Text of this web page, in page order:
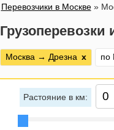
Перевозчики в Москве»
Москва → Дрезна х по
Растояние в км: